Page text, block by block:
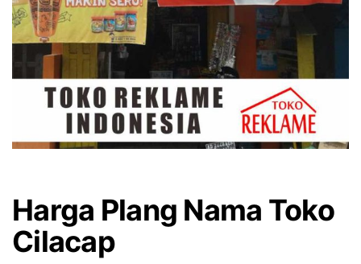
Harga Plang Nama Toko
Cilacap